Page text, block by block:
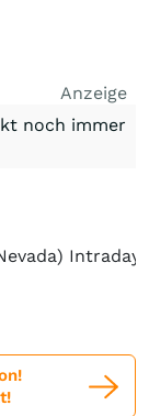
Anzeige
noch immer